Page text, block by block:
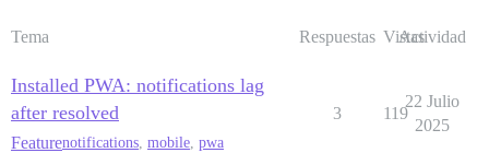
Tema Respuestas Vistas
Actividad
Installed PWA: notifications lag
after resolved
Featurenotifications, mobile, pwa
3 119
22 Julio
2025